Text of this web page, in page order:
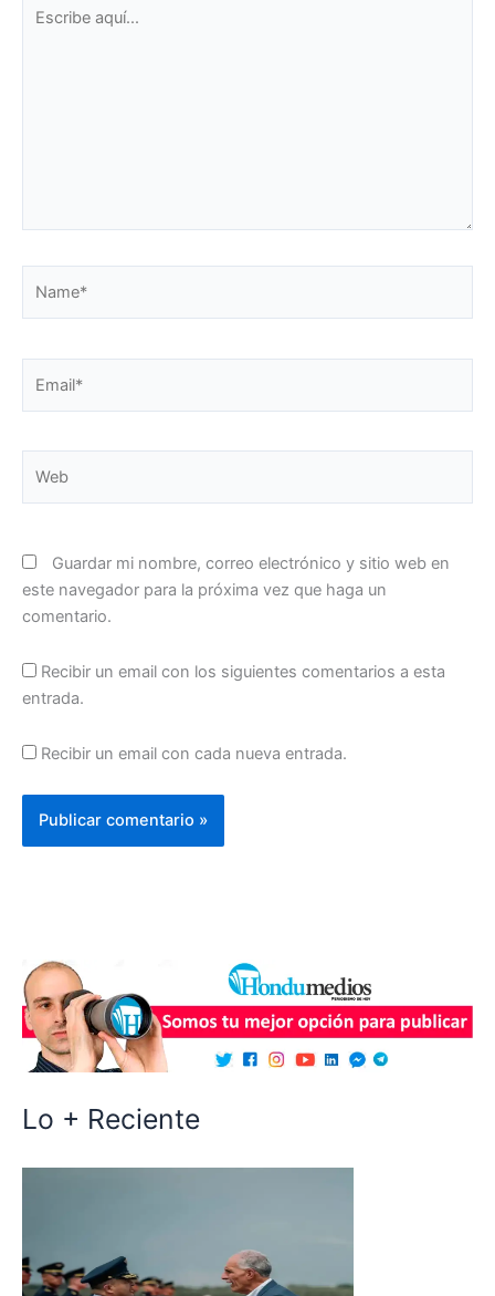
Guardar mi nombre, correo electrónico y sitio web en
este navegador para la próxima vez que haga un
comentario.
Recibir un email con los siguientes comentarios a esta
entrada.
Recibir un email con cada nueva entrada.
Lo + Reciente